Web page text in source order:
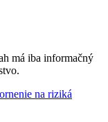
má iba informačný
na riziká